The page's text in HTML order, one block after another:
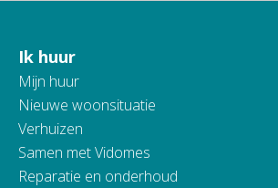
Contactinformatie
Ik huur
Mijn huur
Nieuwe woonsituatie
Verhuizen
Samen met Vidomes
Reparatie en onderhoud